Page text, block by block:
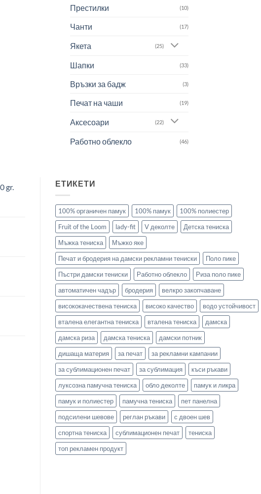
Престилки (10)
Чанти (17)
Якета (25)
Шапки (33)
Връзки за бадж (3)
Печат на чаши (19)
Аксесоари (22)
Работно облекло (46)
gr. ЕТИКЕТИ
100% органичен памук 100% памук
100% полиестер
Fruit of the Loom
lady-fit V деколте
Детска тениска
Мъжка тениска
Мъжко яке
Печат и бродерия на дамски рекламни тениски
Поло пике
Пъстри дамски тениски
Работно облекло
Риза поло пике
автоматичен чадър
бродерия
велкро закопчаване
висококачествена тениска
високо качество
водо устойчивост
вталена елегантна тениска
вталена тениска
дамска
дамска риза
дамска тениска
дамски потник
дишаща материя
за печат
за рекламни кампании
за сублимационен печат
за сублимация
къси ръкави
луксозна памучна тениска
обло деколте
памук и ликра
памук и полиестер
памучна тениска
пет панелна
подсилени шевове
реглан ръкави
с двоен шев
спортна тениска
сублимационен печат
тениска
топ рекламен продукт